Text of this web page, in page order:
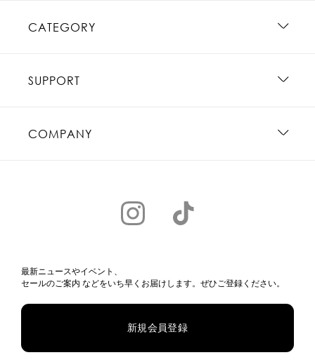
CATEGORY
SUPPORT
COMPANY
最新ニュースやイベント、
セールのご案内 などをいち早くお届けします。ぜひご登録ください。
新規会員登録